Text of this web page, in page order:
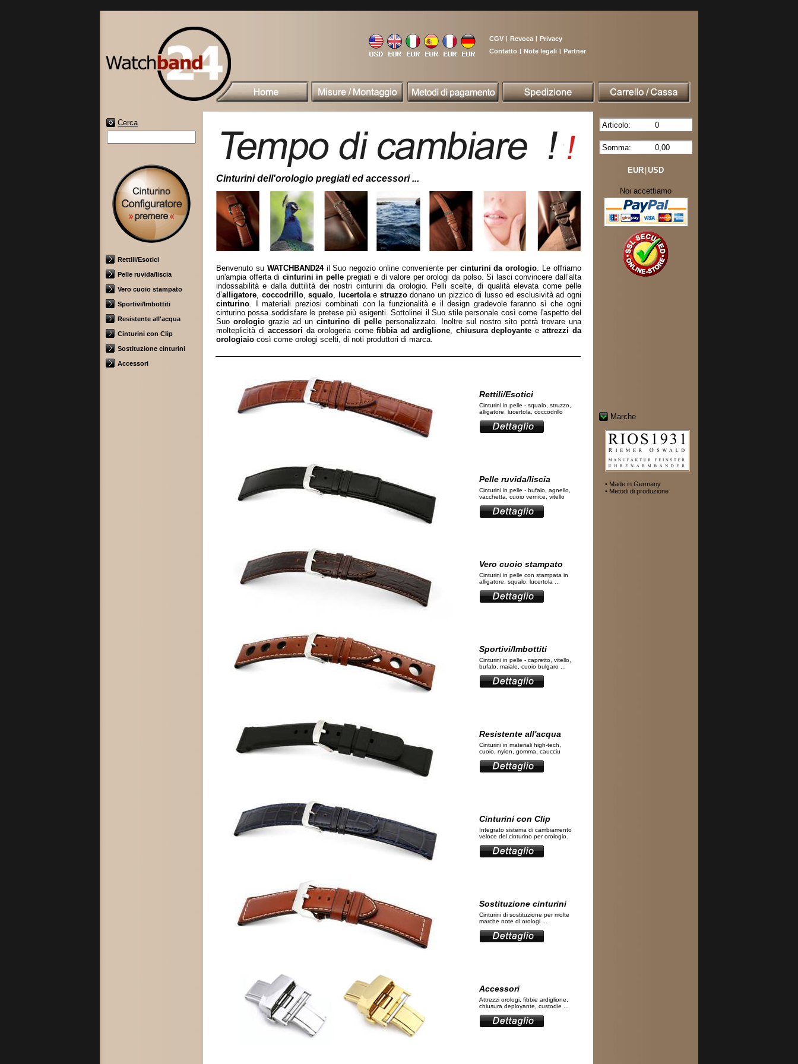
CGV | Revoca | Privacy
Contatto | Note legali | Partner
Cerca
Rettili/Esotici
Pelle ruvida/liscia
Vero cuoio stampato
Sportivi/Imbottiti
Resistente all'acqua
Cinturini con Clip
Sostituzione cinturini
Accessori
Cinturini dell'orologio pregiati ed accessori ...
Benvenuto su WATCHBAND24il Suo negozio online conveniente per cinturini da orologio. Le offriamo
un'ampia offerta di cinturini in pellepregiati e di valore per orologi da polso. Si lasci convincere dall’alta
indossabilità e dalla duttilità dei nostri cinturini da orologio. Pelli scelte, di qualità elevata come pelle
d’alligatore, coccodrillo,squalo, lucertolae struzzodonano un pizzico di lusso ed esclusività ad ogni
cinturino. I materiali preziosi combinati con la funzionalità e il design gradevole faranno sì che ogni
cinturino possa soddisfare le pretese più esigenti. Sottolinei il Suo stile personale così come l'aspetto del
Suo orologio grazie ad un cinturino di pelle personalizzato. Inoltre sul nostro sito potrà trovare una
molteplicità diaccessori da orologeria comefibbia ad ardiglione, chiusura deployante eattrezzi da
orologiaio così come orologi scelti, di noti produttori di marca.
Rettili/Esotici
Cinturini in pelle - squalo, struzzo,
alligatore, lucertola, coccodrillo
Pelle ruvida/liscia
Cinturini in pelle - bufalo, agnello,
vacchetta, cuoio vernice, vitello
Vero cuoio stampato
Cinturini in pelle con stampata in
alligatore, squalo, lucertola ...
Sportivi/Imbottiti
Cinturini in pelle - capretto, vitello,
bufalo, maiale, cuoio bulgaro ...
Resistente all'acqua
Cinturini in materiali high-tech,
cuoio, nylon, gomma, caucciu
Cinturini con Clip
Integrato sistema di cambiamento
veloce del cinturino per orologio.
Sostituzione cinturini
Cinturini di sostituzione per molte
marche note di orologi ...
Accessori
Attrezzi orologi, fibbie ardiglione,
chiusura deployante, custodie ...
Articolo: 0
Somma: 0,00
EUR USD
Noi accettiamo
Marche
• Made in Germany
• Metodi di produzione